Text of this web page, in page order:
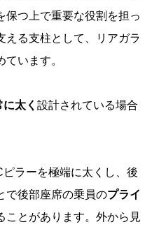
保つ上で重要な役割を担っ
える支柱として、リアガラ
います。
太く 設計されている場合
ラーを極端に太くし、後
で後部座席の乗員のプライ
ことがあります。外から見